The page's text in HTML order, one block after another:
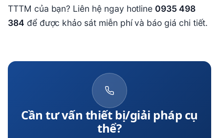
TTTM của bạn? Liên hệ ngay hotline 0935 498
384 để được khảo sát miễn phí và báo giá chi tiết.
Cần tư vấn thiết bị/giải pháp cụ
thể?